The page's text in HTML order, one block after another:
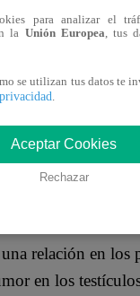
entre el
en JAMA
estudió la
relación en los
en los
para analizar el
la Unión Europea, tus
se utilizan tus datos te
.
Aceptar Cookies
Rechazar